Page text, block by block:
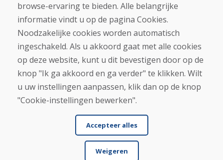
Eshop
Algemene voorwaarden
Vervoer
Betaling
Klacht
Retourneren en ruilen van goederen
Cookies
browse-ervaring te bieden. Alle belangrijke
informatie vindt u op de pagina Cookies.
Noodzakelijke cookies worden automatisch
ingeschakeld. Als u akkoord gaat met alle cookies
op deze website, kunt u dit bevestigen door op de
knop "Ik ga akkoord en ga verder" te klikken. Wilt
u uw instellingen aanpassen, klik dan op de knop
"Cookie-instellingen bewerken".
Accepteer alles
Weigeren